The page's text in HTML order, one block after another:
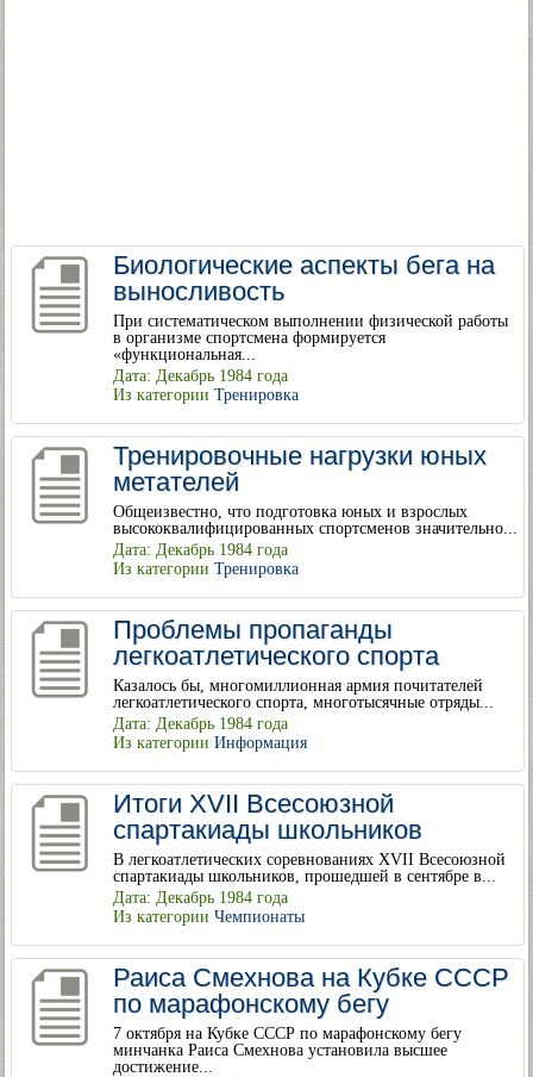
Биологические аспекты бега на
выносливость
При систематическом выполнении физической работы
в организме спортсмена формируется
«функциональная...
Дата: Декабрь 1984 года
Из категории Тренировка
Тренировочные нагрузки юных
метателей
Общеизвестно, что подготовка юных и взрослых
высококвалифицированных спортсменов значительно...
Дата: Декабрь 1984 года
Из категории Тренировка
Проблемы пропаганды
легкоатлетического спорта
Казалось бы, многомиллионная армия почитателей
легкоатлетического спорта, многотысячные отряды...
Дата: Декабрь 1984 года
Из категории Информация
Итоги XVII Всесоюзной
спартакиады школьников
В легкоатлетических соревнованиях XVII Всесоюзной
спартакиады школьников, прошедшей в сентябре в...
Дата: Декабрь 1984 года
Из категории Чемпионаты
Раиса Смехнова на Кубке СССР
по марафонскому бегу
7 октября на Кубке СССР по марафонскому бегу
минчанка Раиса Смехнова установила высшее
достижение...